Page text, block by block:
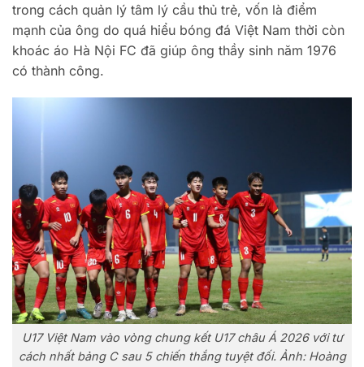
trong cách quản lý tâm lý cầu thủ trẻ, vốn là điểm
mạnh của ông do quá hiểu bóng đá Việt Nam thời còn
khoác áo Hà Nội FC đã giúp ông thầy sinh năm 1976
có thành công.
U17 Việt Nam vào vòng chung kết U17 châu Á 2026 với tư
cách nhất bảng C sau 5 chiến thắng tuyệt đối. Ảnh: Hoàng